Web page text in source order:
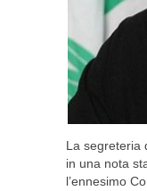
La segreteria
in una nota
l’ennesimo